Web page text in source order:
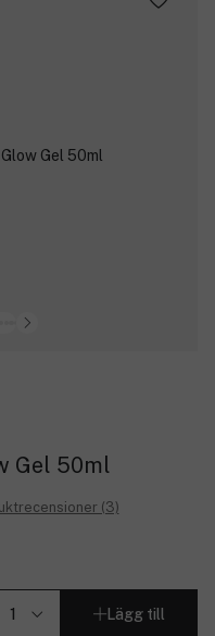
Gel 50ml
(3)
Lägg till